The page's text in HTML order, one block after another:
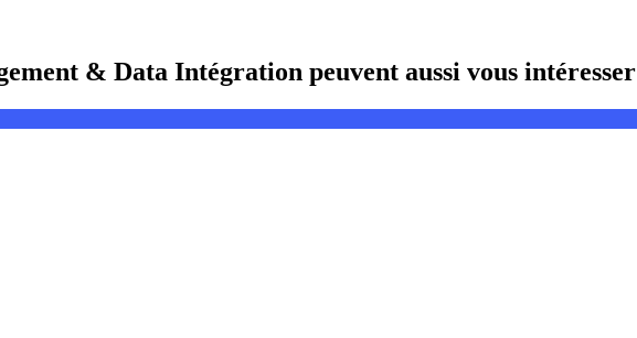
& Data Intégration peuvent aussi vous intéresser